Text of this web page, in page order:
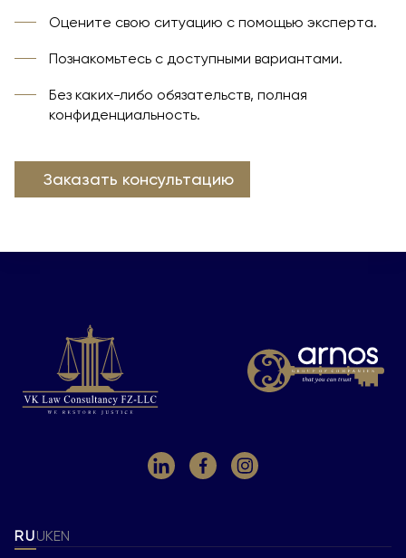
Оцените свою ситуацию с помощью эксперта.
Познакомьтесь с доступными вариантами.
Без каких-либо обязательств, полная
конфиденциальность.
Заказать консультацию
RUUKEN